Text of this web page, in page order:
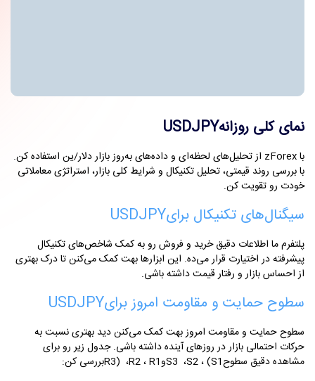
نمای کلی روزانهUSDJPY
باzForex از تحلیل‌های لحظه‌ای و داده‌های به‌روز بازار دلار/ین استفاده کن.
با بررسی روند قیمتی، تحلیل تکنیکال و شرایط کلی بازار، استراتژی معاملاتی
خودت رو تقویت کن.
سیگنال‌های تکنیکال برایUSDJPY
پلتفرم ما اطلاعات دقیق خرید و فروش رو به کمک شاخص‌های تکنیکال
پیشرفته در اختیارت قرار می‌ده. این ابزارها بهت کمک می‌کنن تا درک بهتری
از احساس بازار و رفتار قیمت داشته باشی.
سطوح حمایت و مقاومت امروز برایUSDJPY
سطوح حمایت و مقاومت امروز بهت کمک می‌کنن دید بهتری نسبت به
حرکات احتمالی بازار در روزهای آینده داشته باشی. جدول زیر رو برای
مشاهده دقیق سطوح(S1،S2، S3وR1،R2، R3)بررسی کن: